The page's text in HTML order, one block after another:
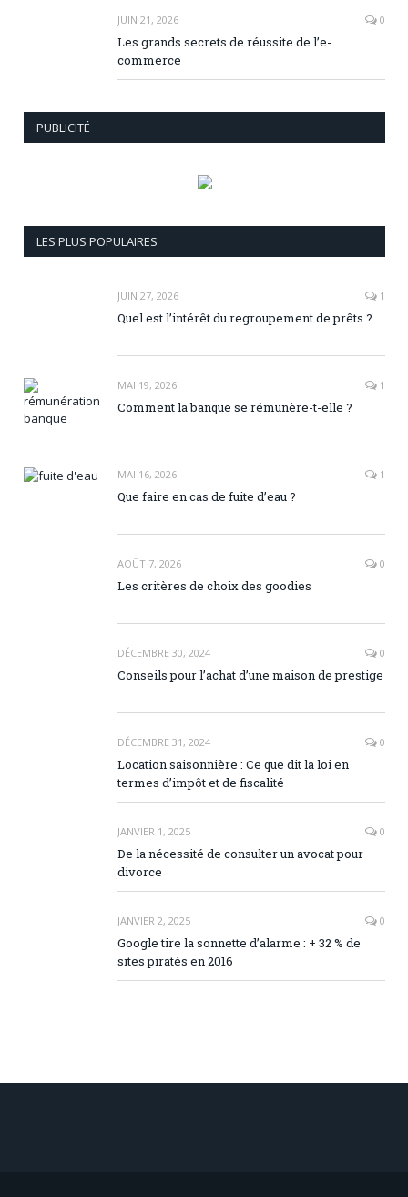
JUIN 21, 2026 0
Les grands secrets de réussite de l’e-
commerce
PUBLICITÉ
LES PLUS POPULAIRES
JUIN 27, 2026 1
Quel est l’intérêt du regroupement de prêts ?
MAI 19, 2026 1
Comment la banque se rémunère-t-elle ?
MAI 16, 2026 1
Que faire en cas de fuite d’eau ?
AOÛT 7, 2026 0
Les critères de choix des goodies
DÉCEMBRE 30, 2024 0
Conseils pour l’achat d’une maison de prestige
DÉCEMBRE 31, 2024 0
Location saisonnière : Ce que dit la loi en
termes d’impôt et de fiscalité
JANVIER 1, 2025 0
De la nécessité de consulter un avocat pour
divorce
JANVIER 2, 2025 0
Google tire la sonnette d’alarme : + 32 % de
sites piratés en 2016